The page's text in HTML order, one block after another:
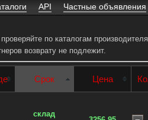
API Частные объявления
по каталогам
возврату не подлежит.
Срок Цена
склад